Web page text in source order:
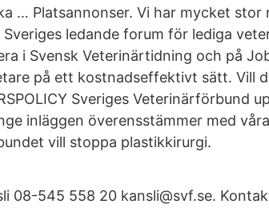
… Platsannonser. Vi har mycket
ledande forum för lediga
i Svensk Veterinärtidning och på
på ett kostnadseffektivt sätt. Vill
Sveriges Veterinärförbund
inläggen överensstämmer med
vill stoppa plastikkirurgi.
08-545 558 20 kansli@svf.se.